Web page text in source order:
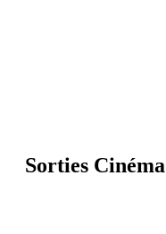
Sorties Cinéma